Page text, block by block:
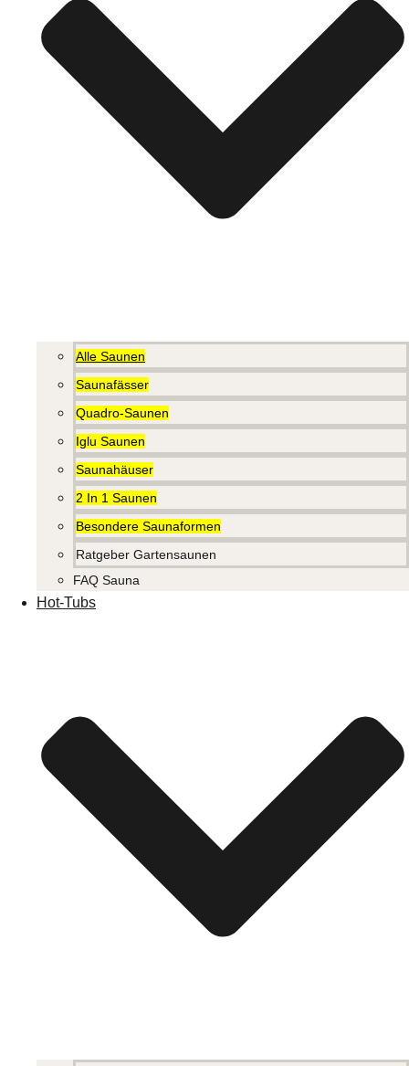
Alle Saunen
Saunafässer
Quadro-Saunen
Iglu Saunen
Saunahäuser
2 In 1 Saunen
Besondere Saunaformen
Ratgeber Gartensaunen
FAQ Sauna
Hot-Tubs